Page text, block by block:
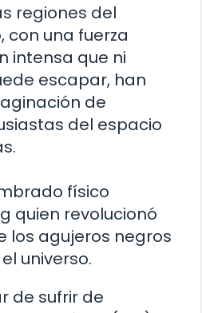
regiones del
una fuerza
intensa que ni
escapar, han
de
del espacio
físico
quien revolucionó
los agujeros negros
universo.
de sufrir de